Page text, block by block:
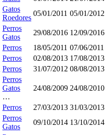
Gatos
Roedores
05/01/2011 05/01/2012
Perros
Gatos
29/08/2016 12/09/2016
Perros 18/05/2011 07/06/2011
Perros 02/08/2013 17/08/2013
Perros 31/07/2012 08/08/2013
Perros
Gatos
…
24/08/2009 24/08/2010
Perros 27/03/2013 31/03/2013
Perros
Gatos
09/10/2014 13/10/2014